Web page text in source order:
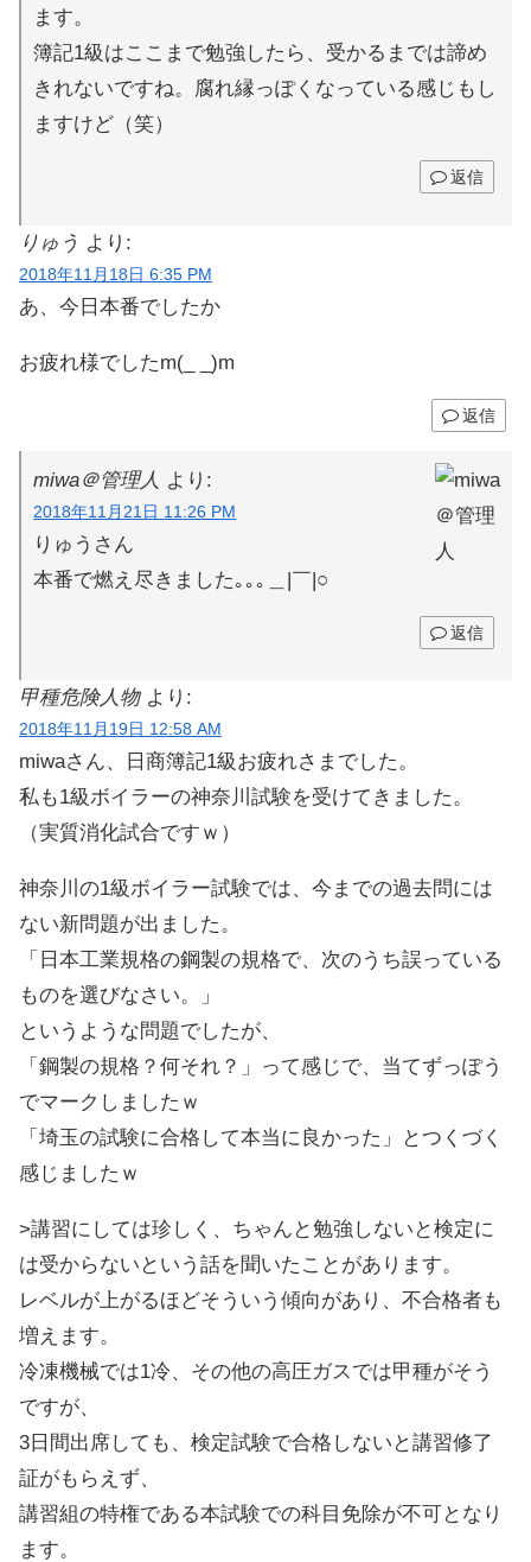
ます。
簿記1級はここまで勉強したら、受かるまでは諦め
きれないですね。腐れ縁っぽくなっている感じもし
ますけど（笑）
返信
りゅう より:
2018年11月18日 6:35 PM
あ、今日本番でしたか
お疲れ様でしたm(_ _)m
返信
miwa＠管理人 より:
2018年11月21日 11:26 PM
りゅうさん
本番で燃え尽きました｡｡｡＿|￣|○
返信
甲種危険人物 より:
2018年11月19日 12:58 AM
miwaさん、日商簿記1級お疲れさまでした。
私も1級ボイラーの神奈川試験を受けてきました。
（実質消化試合ですｗ）
神奈川の1級ボイラー試験では、今までの過去問には
ない新問題が出ました。
「日本工業規格の鋼製の規格で、次のうち誤っている
ものを選びなさい。」
というような問題でしたが、
「鋼製の規格？何それ？」って感じで、当てずっぽう
でマークしましたｗ
「埼玉の試験に合格して本当に良かった」とつくづく
感じましたｗ
>講習にしては珍しく、ちゃんと勉強しないと検定に
は受からないという話を聞いたことがあります。
レベルが上がるほどそういう傾向があり、不合格者も
増えます。
冷凍機械では1冷、その他の高圧ガスでは甲種がそう
ですが、
3日間出席しても、検定試験で合格しないと講習修了
証がもらえず、
講習組の特権である本試験での科目免除が不可となり
ます。